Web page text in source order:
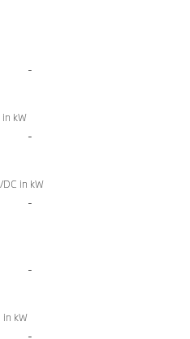
-
kW
-
in kW
-
-
in kW
-